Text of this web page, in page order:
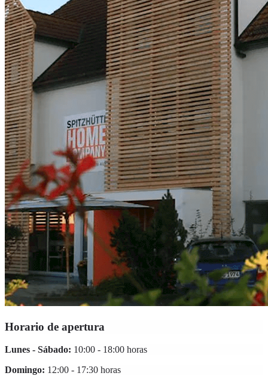
Horario de apertura
Lunes - Sábado: 10:00 - 18:00 horas
Domingo: 12:00 - 17:30 horas